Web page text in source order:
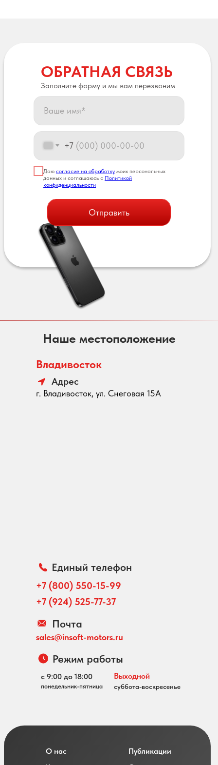
ОБРАТНАЯ СВЯЗЬ
Заполните форму и мы вам перезвоним
+7
Даю согласие на обработку моих персональных
данных и соглашаюсь с Политикой
конфиденциальности
Отправить
Наше местоположение
Владивосток
Адрес
г. Владивосток, ул. Снеговая 15А
Единый телефон
+7 (800) 550-15-99
+7 (924) 525-77-37
Почта
sales@insoft-motors.ru
Режим работы
с 9:00 до 18:00 Выходной
понедельник-пятница суббота-воскресенье
О нас
Публикации